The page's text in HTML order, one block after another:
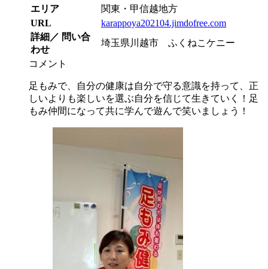
エリア
関東・甲信越地方
URL
karappoya202104.jimdofree.com
詳細／ 問い合
わせ
埼玉県川越市 ふくねこケニー
コメント
足もみで、自分の健康は自分で守る意識を持って、正
しいよりも楽しいを選ぶ自分を信じて生きていく！足
もみ仲間になって共に学んで遊んで笑いましょう！